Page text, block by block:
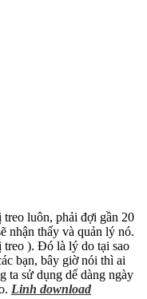
luôn, phải đợi gần 20
nhận thấy và quản lý nó.
treo ). Đó là lý do tại sao
bạn, bây giờ nói thì ai
ta sử dụng dể dàng ngày
Linh download